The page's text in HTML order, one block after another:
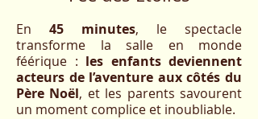
En 45 minutes, le spectacle
transforme la salle en monde
féérique : les enfants deviennent
acteurs de l’aventure aux côtés du
Père Noël, et les parents savourent
un moment complice et inoubliable.